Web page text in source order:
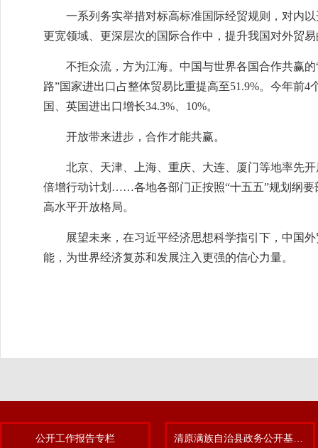
一系列务实举措对标高标准国际经贸规则，对内
更宽领域、更深层次的国际合作中，提升我国对外贸
不拒众流，方为江海。中国与世界各国合作共赢
路”国家进出口占整体贸易比重提高至51.9%。今年前4
国、英国进出口增长34.3%、10%。
开放带来进步，合作才能共赢。
北京、天津、上海、重庆、大连、厦门等地率先
倍增行动计划……各地各部门正按照“十五五”规划纲
高水平开放格局。
展望未来，在习近平经济思想科学指引下，中国
能，为世界经济复苏和发展注入更强的信心力量。
公开工作报告专栏